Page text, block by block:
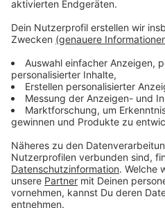
Ausgeschilderte
Radfahrer
Anzeige
Neu ist auch eine
es in den vergangenen
Beschwerden. Die Kirmes
zahlreichen
Wermelskirchener City